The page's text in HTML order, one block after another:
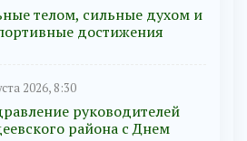
телом, сильные духом и
достижения
2026, 8:30
руководителей
района с Днем